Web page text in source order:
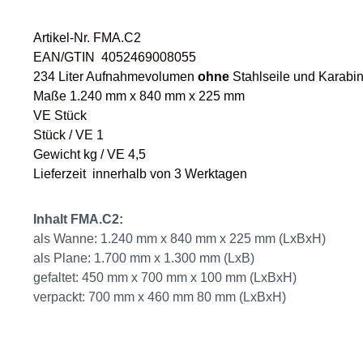
Artikel-Nr. FMA.C2
EAN/GTIN 4052469008055
234 Liter Aufnahmevolumen ohne Stahlseile und
Maße 1.240 mm x 840 mm x 225 mm
VE Stück
Stück / VE 1
Gewicht kg / VE 4,5
Lieferzeit innerhalb von 3 Werktagen
Inhalt FMA.C2:
als Wanne: 1.240 mm x 840 mm x 225 mm (LxBxH)
als Plane: 1.700 mm x 1.300 mm (LxB)
gefaltet: 450 mm x 700 mm x 100 mm (LxBxH)
verpackt: 700 mm x 460 mm 80 mm (LxBxH)